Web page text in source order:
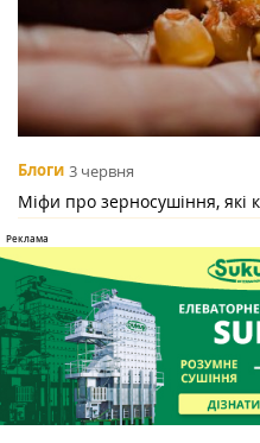
Блоги 3 червня
Міфи про зерносушіння, які